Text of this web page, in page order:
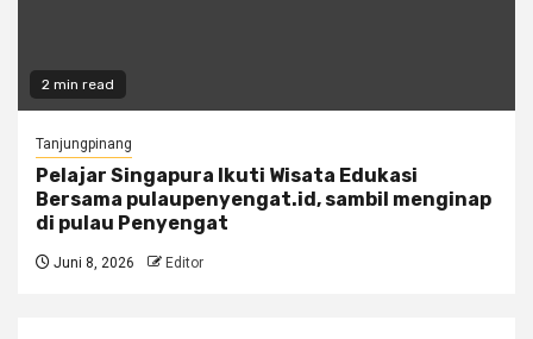
2 min read
Tanjungpinang
Pelajar Singapura Ikuti Wisata Edukasi
Bersama pulaupenyengat.id, sambil menginap
di pulau Penyengat
Juni 8, 2026 Editor